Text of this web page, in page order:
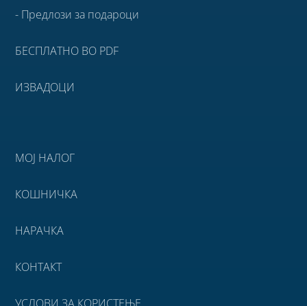
- Предлози за подароци
БЕСПЛАТНО ВО PDF
ИЗВАДОЦИ
МОЈ НАЛОГ
КОШНИЧКА
НАРАЧКА
КОНТАКТ